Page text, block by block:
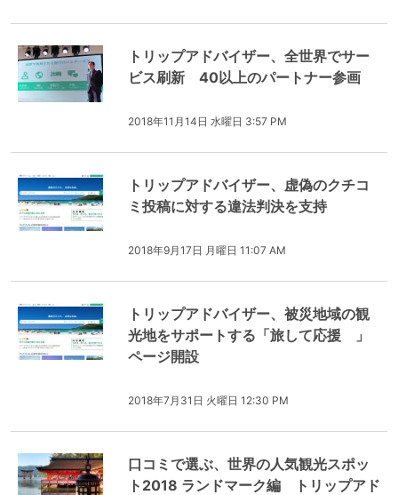
トリップアドバイザー、全世界でサー
ビス刷新 40以上のパートナー参画
2018年11月14日 水曜日 3:57 PM
トリップアドバイザー、虚偽のクチコ
ミ投稿に対する違法判決を支持
2018年9月17日 月曜日 11:07 AM
トリップアドバイザー、被災地域の観
光地をサポートする「旅して応援 」
ページ開設
2018年7月31日 火曜日 12:30 PM
口コミで選ぶ、世界の人気観光スポッ
ト2018 ランドマーク編 トリップアド